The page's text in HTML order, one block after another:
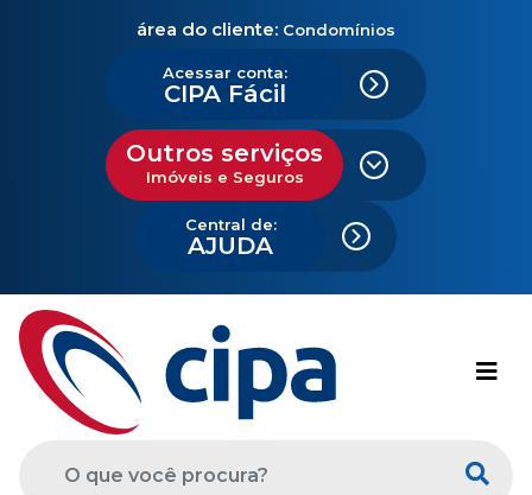
área do cliente: Condomínios
Acessar conta:
CIPA Fácil
Outros serviços
Imóveis e Seguros
Central de:
AJUDA